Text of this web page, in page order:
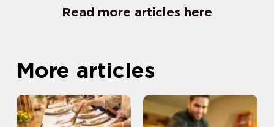
Read more articles here
More articles